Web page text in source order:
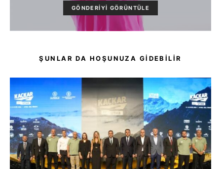
GÖNDERIYI GÖRÜNTÜLE
ŞUNLAR DA HOŞUNUZA GIDEBILIR